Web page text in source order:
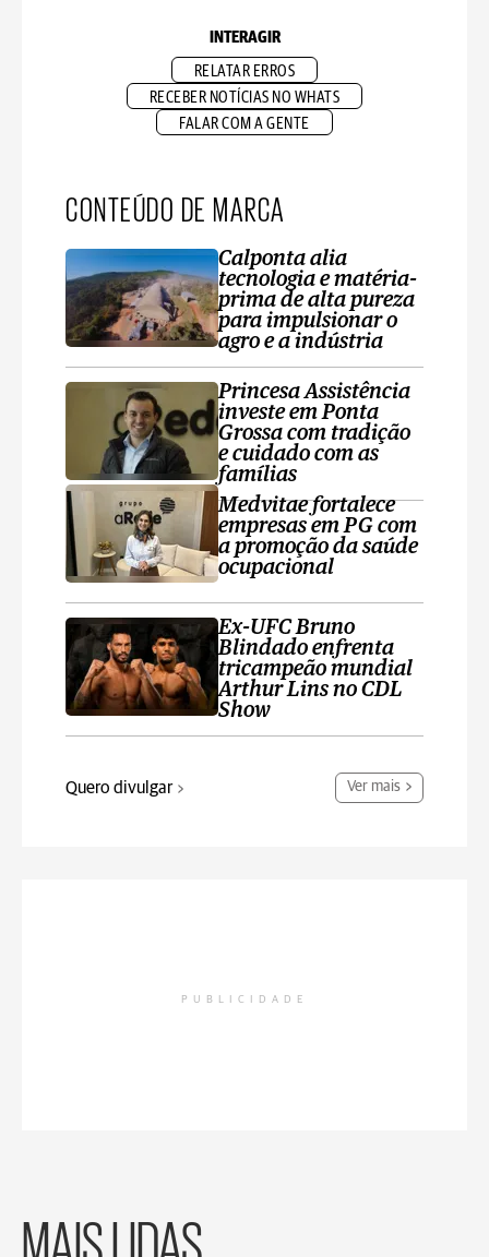
INTERAGIR
RELATAR ERROS
RECEBER NOTÍCIAS NO WHATS
FALAR COM A GENTE
CONTEÚDO DE MARCA
Calponta alia
tecnologia e matéria-
prima de alta pureza
para impulsionar o
agro e a indústria
Princesa Assistência
investe em Ponta
Grossa com tradição
e cuidado com as
famílias
Medvitae fortalece
empresas em PG com
a promoção da saúde
ocupacional
Ex-UFC Bruno
Blindado enfrenta
tricampeão mundial
Arthur Lins no CDL
Show
Quero divulgar Ver mais
PUBLICIDADE
MAIS LIDAS